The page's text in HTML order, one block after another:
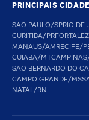
PRINCIPAIS
SAO PAULO/SPRIO DE
CURITIBA/PR
MANAUS/AMRECIFE/
CUIABA/MT
SAO BERNARDO DO
CAMPO GRANDE/MS
NATAL/RN